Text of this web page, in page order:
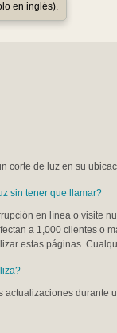
en inglés).
corte de luz en su
sin tener que llamar?
en línea o visite
a 1,000 clientes o
estas páginas.
actualizaciones durante